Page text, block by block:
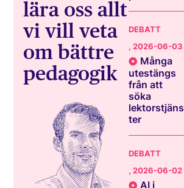
lära oss allt
vi vill veta
om bättre
pedagogik
DEBATT
, 2026-06-03
Många
utestängs
från att
söka
lektorstjäns
ter
DEBATT
, 2026-06-02
AI i